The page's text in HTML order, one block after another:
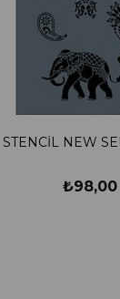
STENCİL NEW
₺98,00